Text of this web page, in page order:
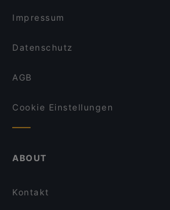
Impressum
Datenschutz
AGB
Cookie Einstellungen
ABOUT
Kontakt